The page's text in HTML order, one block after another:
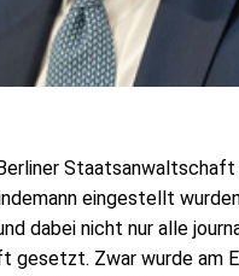
eingestellt
dabei nicht nur alle
Zwar wurde am